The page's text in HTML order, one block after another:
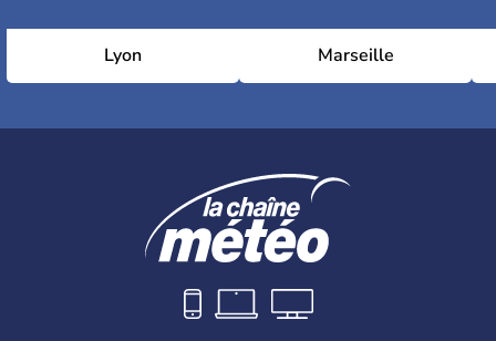
Lyon Marseille